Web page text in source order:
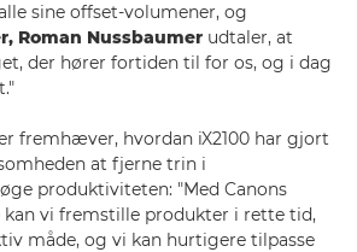
sine offset-volumener, og
Roman Nussbaumer udtaler, at
der hører fortiden til for os, og i dag
fremhæver, hvordan iX2100 har gjort
at fjerne trin i
produktiviteten: "Med Canons
kan vi fremstille produkter i rette tid,
måde, og vi kan hurtigere tilpasse